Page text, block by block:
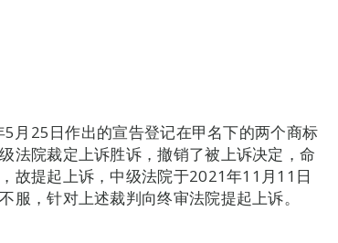
月25日作出的宣告登记在甲名下的两个商标
法院裁定上诉胜诉，撤销了被上诉决定，命
故提起上诉，中级法院于2021年11月11日
服，针对上述裁判向终审法院提起上诉。